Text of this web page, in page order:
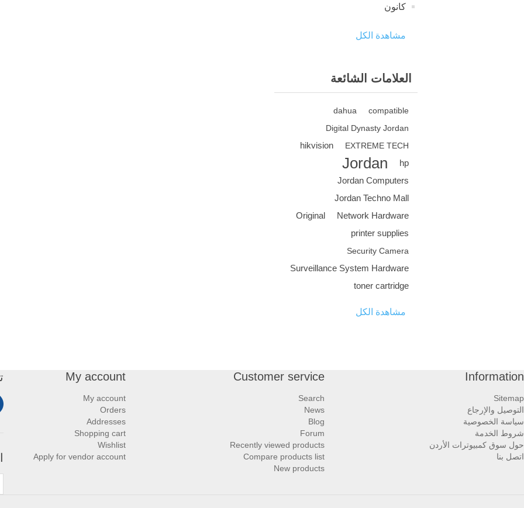
كانون
مشاهدة الكل
العلامات الشائعة
compatible
dahua
Digital Dynasty Jordan
EXTREME TECH
hikvision
hp
Jordan
Jordan Computers
Jordan Techno Mall
Network Hardware
Original
printer supplies
Security Camera
Surveillance System Hardware
toner cartridge
مشاهدة الكل
Information
Sitemap
التوصيل والإرجاع
سياسة الخصوصية
شروط الخدمة
حول سوق كمبيوترات الأردن
اتصل بنا
Customer service
Search
News
Blog
Forum
Recently viewed products
Compare products list
New products
My account
My account
Orders
Addresses
Shopping cart
Wishlist
Apply for vendor account